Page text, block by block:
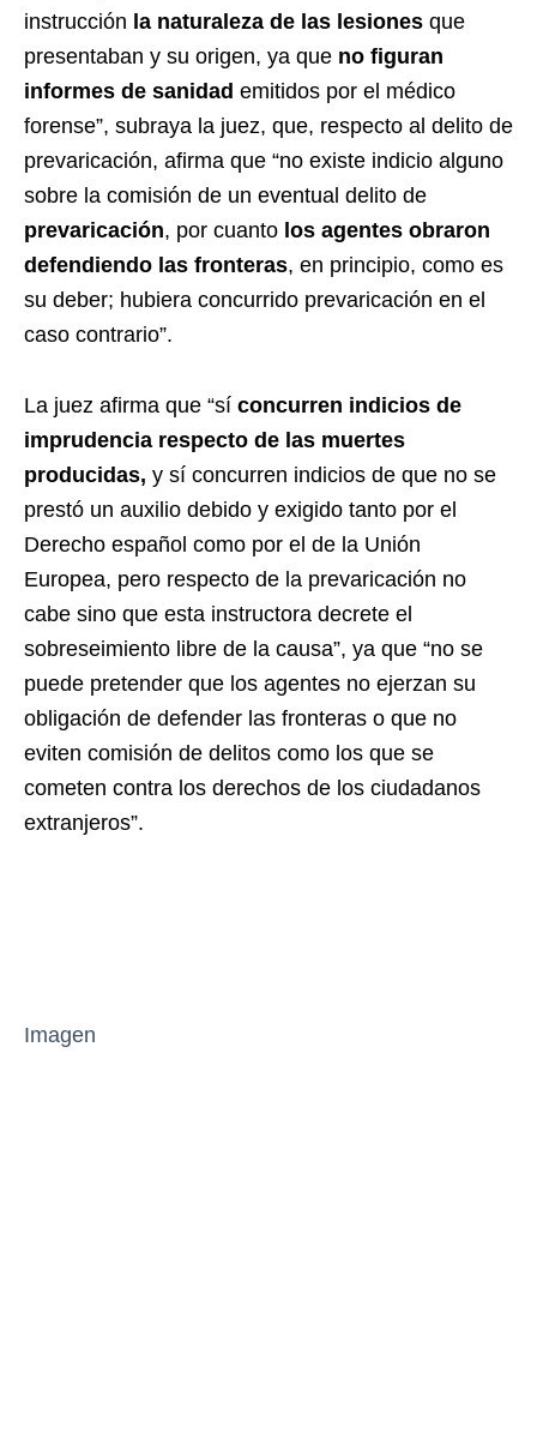
instrucción la naturaleza de las lesiones que
presentaban y su origen, ya que no figuran
informes de sanidad emitidos por el médico
forense”, subraya la juez, que, respecto al delito de
prevaricación, afirma que “no existe indicio alguno
sobre la comisión de un eventual delito de
prevaricación, por cuanto los agentes obraron
defendiendo las fronteras, en principio, como es
su deber; hubiera concurrido prevaricación en el
caso contrario”.
La juez afirma que “sí concurren indicios de
imprudencia respecto de las muertes
producidas, y sí concurren indicios de que no se
prestó un auxilio debido y exigido tanto por el
Derecho español como por el de la Unión
Europea, pero respecto de la prevaricación no
cabe sino que esta instructora decrete el
sobreseimiento libre de la causa”, ya que “no se
puede pretender que los agentes no ejerzan su
obligación de defender las fronteras o que no
eviten comisión de delitos como los que se
cometen contra los derechos de los ciudadanos
extranjeros”.
Imagen